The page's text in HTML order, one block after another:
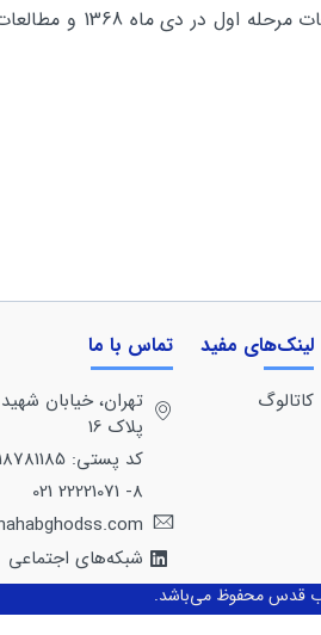
لینک‌های مفید
کاتالوگ
تماس با ما
تهران، خيابان
پلاک 16
کد پستی: 1918781185
8- 22221071 021
شبکه‌های اجتماعی